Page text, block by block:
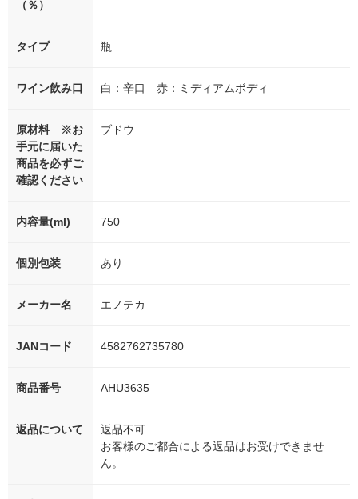
（％）
タイプ 瓶
ワイン飲み口 白：辛口 赤：ミディアムボディ
原材料 ※お
手元に届いた
商品を必ずご
確認ください
ブドウ
内容量(ml) 750
個別包装 あり
メーカー名 エノテカ
JANコード 4582762735780
商品番号 AHU3635
返品について
返品不可
お客様のご都合による返品はお受けできませ
ん。